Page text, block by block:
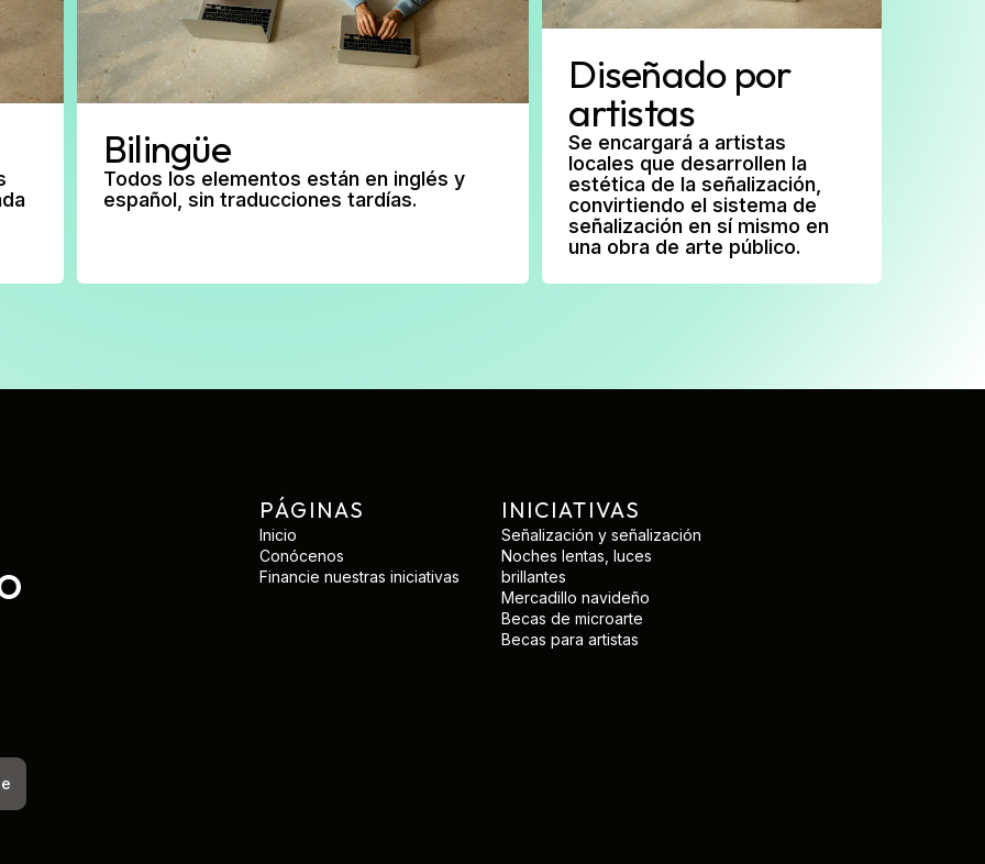
Bilingüe
Todos los elementos están en inglés y
español, sin traducciones tardías.
Diseñado por
artistas
Se encargará a artistas
locales que desarrollen la
estética de la señalización,
convirtiendo el sistema de
señalización en sí mismo en
una obra de arte público.
PÁGINAS
Inicio
Conócenos
Financie nuestras iniciativas
INICIATIVAS
Señalización y señalización
Noches lentas, luces
brillantes
Mercadillo navideño
Becas de microarte
Becas para artistas